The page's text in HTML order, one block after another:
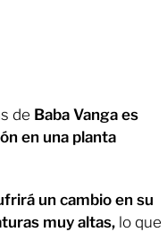
de Baba Vanga es
en una planta
un cambio en su
muy altas, lo que